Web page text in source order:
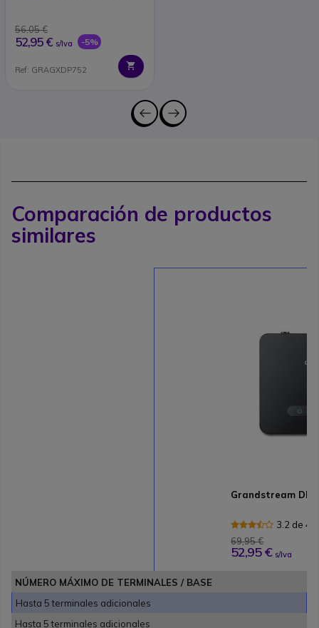
56,05 €
52,95 € s/Iva -5%
Ref: GRAGXDP752
Comparación de productos
similares
Grandstream
3.2 de 4
69,95 €
52,95 € s/Iva
NÚMERO MÁXIMO DE TERMINALES / BASE
Hasta 5 terminales adicionales
Hasta 5 terminales adicionales